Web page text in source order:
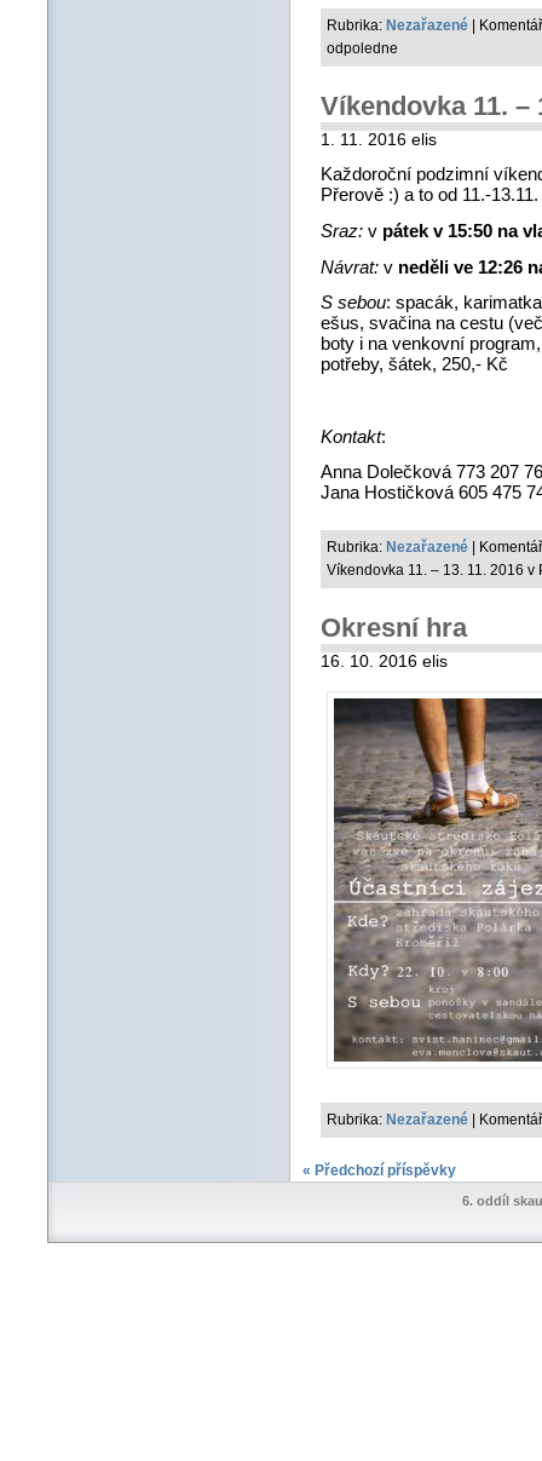
Rubrika: Nezařazené
odpoledne
Víkendovka 11. –
1. 11. 2016 elis
Každoroční podzimní
Přerově :) a to od 11.-13.11.
Sraz: v pátek v 15:50 na
Návrat: v neděli ve 12:26
S sebou: spacák,
ešus, svačina na cestu
boty i na venkovní
potřeby, šátek, 250,- Kč
Kontakt:
Anna Dolečková 773 207
Jana Hostičková 605 475
Rubrika: Nezařazené
Víkendovka 11. – 13. 11. 2016 v
Okresní hra
16. 10. 2016 elis
Rubrika: Nezařazené
« Předchozí příspěvky
6. oddíl